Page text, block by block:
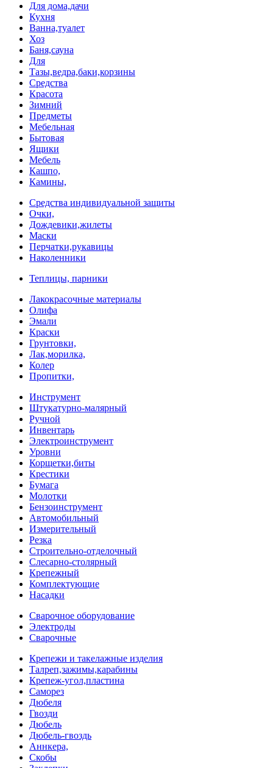
Для дома,дачи
Кухня
Ванна,туалет
Хоз
Баня,сауна
Для
Тазы,ведра,баки,корзины
Средства
Красота
Зимний
Предметы
Мебельная
Бытовая
Ящики
Мебель
Кашпо,
Камины,
Средства индивидуальной защиты
Очки,
Дождевики,жилеты
Маски
Перчатки,рукавицы
Наколенники
Теплицы, парники
Лакокрасочные материалы
Олифа
Эмали
Краски
Грунтовки,
Лак,морилка,
Колер
Пропитки,
Инструмент
Штукатурно-малярный
Ручной
Инвентарь
Электроинструмент
Уровни
Корщетки,биты
Крестики
Бумага
Молотки
Бензоинструмент
Автомобильный
Измерительный
Резка
Строительно-отделочный
Слесарно-столярный
Крепежный
Комплектующие
Насадки
Сварочное оборудование
Электроды
Сварочные
Крепежи и такелажные изделия
Талреп,зажимы,карабины
Крепеж-угол,пластина
Саморез
Дюбеля
Гвозди
Дюбель
Дюбель-гвоздь
Аннкера,
Скобы